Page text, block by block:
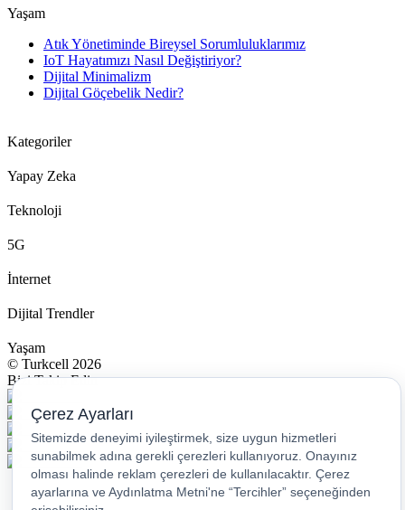
Yaşam
Atık Yönetiminde Bireysel Sorumluluklarımız
IoT Hayatımızı Nasıl Değiştiriyor?
Dijital Minimalizm
Dijital Göçebelik Nedir?
Kategoriler
Yapay Zeka
Teknoloji
5G
İnternet
Dijital Trendler
Yaşam
© Turkcell 2026
Bizi Takip Edin